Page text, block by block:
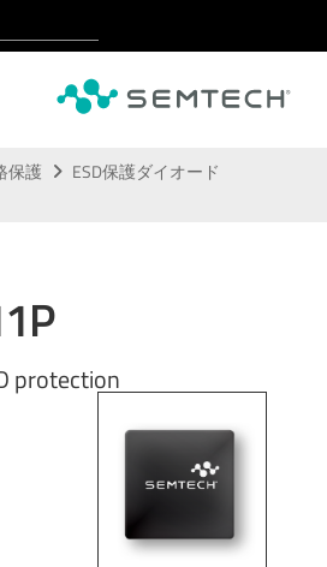
保護
ESD保護ダイオード
protection